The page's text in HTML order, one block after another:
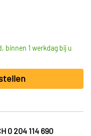
binnen 1 werkdag bij u
0 204 114 690